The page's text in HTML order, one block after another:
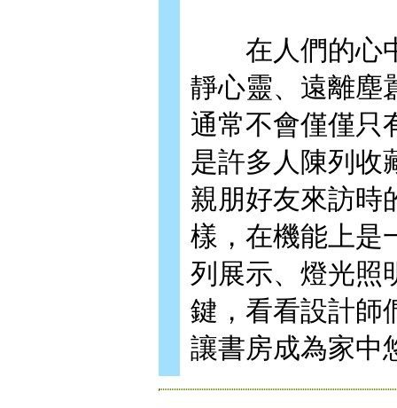
在人們的心中
靜心靈、遠離塵
通常不會僅僅只
是許多人陳列收
親朋好友來訪時
樣，在機能上是
列展示、燈光照
鍵，看看設計師
讓書房成為家中